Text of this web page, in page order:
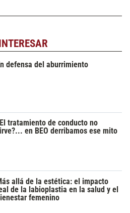
defensa del aburrimiento
tratamiento de conducto no
en BEO derribamos ese mito
allá de la estética: el impacto
de la labioplastia en la salud y el
femenino